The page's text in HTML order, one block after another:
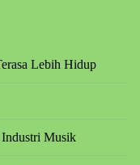
Lebih Hidup
Musik